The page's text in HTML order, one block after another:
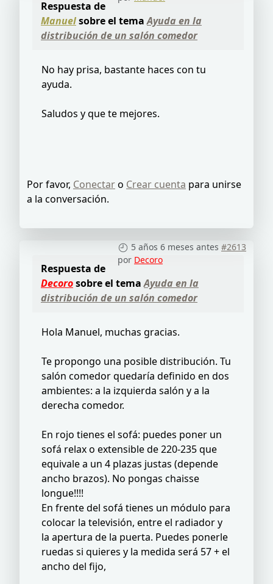
Respuesta de
Manuelsobre el temaAyuda en la
distribución de un salón comedor
No hay prisa, bastante haces con tu
ayuda.
Saludos y que te mejores.
Por favor, Conectaro Crear cuenta para unirse
a la conversación.
5 años 6 meses antes #2613
por Decoro
Respuesta de
Decorosobre el temaAyuda en la
distribución de un salón comedor
Hola Manuel, muchas gracias.
Te propongo una posible distribución. Tu
salón comedor quedaría definido en dos
ambientes: a la izquierda salón y a la
derecha comedor.
En rojo tienes el sofá: puedes poner un
sofá relax o extensible de 220-235 que
equivale a un 4 plazas justas (depende
ancho brazos). No pongas chaisse
longue!!!!
En frente del sofá tienes un módulo para
colocar la televisión, entre el radiador y
la apertura de la puerta. Puedes ponerle
ruedas si quieres y la medida será 57 + el
ancho del fijo,